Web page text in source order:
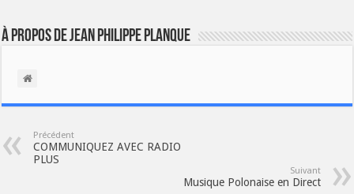
À propos de Jean Philippe Planque
Précédent
COMMUNIQUEZ AVEC RADIO
PLUS
Suivant
Musique Polonaise en Direct